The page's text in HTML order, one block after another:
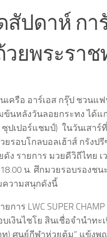
สัปดาห์ กา
ยพระรา
ครือ อาร์เอส กรุ๊ป ชวนแ
นหลังวันลอยกระทง ได้แ
ซุปเปอร์แชมป์) ในวันเสาร์
รอบโกลบอลเฮ้าส์ กรังป
ง รายการ มวยดีวิถีไทย เ
18.00 น. ศึกมวยรอบรองชน
ความสนุกดังนี้
าร LWC SUPER
งินไชโย สินเชื่อจำนำทะ
ทุ) ศูนย์กีฬาห่วยต้ม” แข้ง